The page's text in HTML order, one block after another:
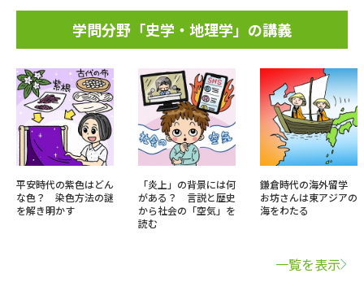
学問分野「史学・地理学」の講義
平安時代の紫色はどん
な色？ 染色方法の謎
を解き明かす
「炎上」の背景には何
がある？ 言説と歴史
から社会の「空気」を
読む
鎌倉時代の海外留学
お坊さんは東アジアの
海をわたる
一覧を表示